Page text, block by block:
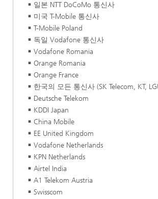
일본 NTT DoCoMo 통신사
미국 T-Mobile 통신사
T-Mobile Poland
독일 Vodafone 통신사
Vodafone Romania
Orange Romania
Orange France
한국의 모든 통신사 (SK Telecom, KT,
Deutsche Telekom
KDDI Japan
China Mobile
EE United Kingdom
Vodafone Netherlands
KPN Netherlands
Airtel India
A1 Telekom Austria
Swisscom